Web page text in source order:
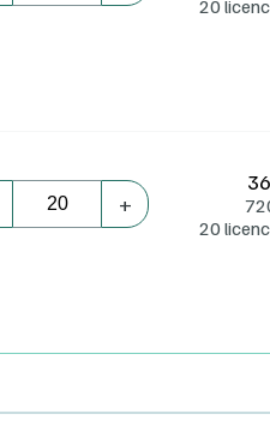
20
+
20